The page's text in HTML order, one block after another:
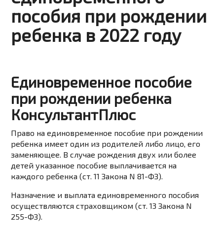
пособия при рождении
ребенка в 2022 году
Единовременное пособие
при рождении ребенка
КонсультантПлюс
Право на единовременное пособие при рождении
ребенка имеет один из родителей либо лицо, его
заменяющее. В случае рождения двух или более
детей указанное пособие выплачивается на
каждого ребенка (ст. 11 Закона N 81-ФЗ).
Назначение и выплата единовременного пособия
осуществляютсястраховщиком (ст. 13 Закона N
255-ФЗ).